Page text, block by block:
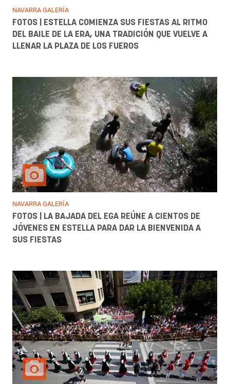
NAVARRA GALERÍA
FOTOS | ESTELLA COMIENZA SUS FIESTAS AL RITMO
DEL BAILE DE LA ERA, UNA TRADICIÓN QUE VUELVE A
LLENAR LA PLAZA DE LOS FUEROS
NAVARRA GALERÍA
FOTOS | LA BAJADA DEL EGA REÚNE A CIENTOS DE
JÓVENES EN ESTELLA PARA DAR LA BIENVENIDA A
SUS FIESTAS